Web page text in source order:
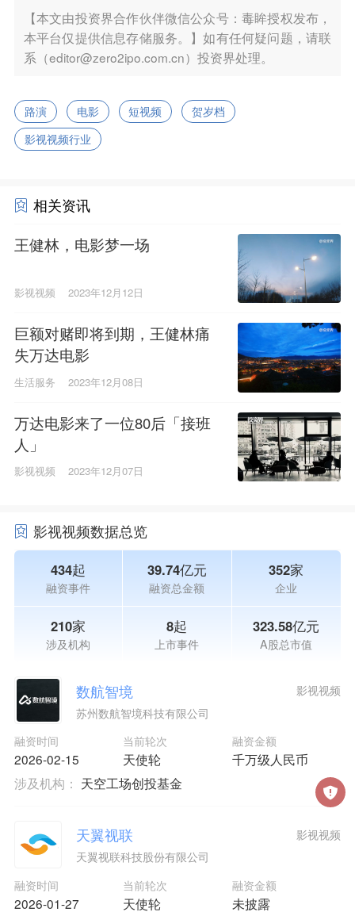
【本文由投资界合作伙伴微信公众号：毒眸授权发布，
本平台仅提供信息存储服务。】如有任何疑问题，请联
系（editor@zero2ipo.com.cn）投资界处理。
路演 电影 短视频
贺岁档
影视视频行业
相关资讯
王健林，电影梦一场
影视视频 2023年12月12日
巨额对赌即将到期，王健林痛
失万达电影
生活服务 2023年12月08日
万达电影来了一位80后「接班
人」
影视视频 2023年12月07日
影视视频数据总览
434起
融资事件
39.74亿元
融资总金额
352家
企业
210家
涉及机构
8起
上市事件
323.58亿元
A股总市值
数航智境
苏州数航智境科技有限公司
融资时间
2026-02-15
当前轮次
天使轮
融资金额
千万级人民币
影视视频
涉及机构： 天空工场创投基金
天翼视联
天翼视联科技股份有限公司
融资时间
2026-01-27
当前轮次
天使轮
融资金额
未披露
影视视频